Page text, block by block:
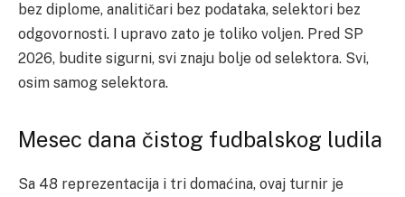
bez diplome, analitičari bez podataka, selektori bez
odgovornosti. I upravo zato je toliko voljen. Pred SP
2026, budite sigurni, svi znaju bolje od selektora. Svi,
osim samog selektora.
Mesec dana čistog fudbalskog ludila
Sa 48 reprezentacija i tri domaćina, ovaj turnir je